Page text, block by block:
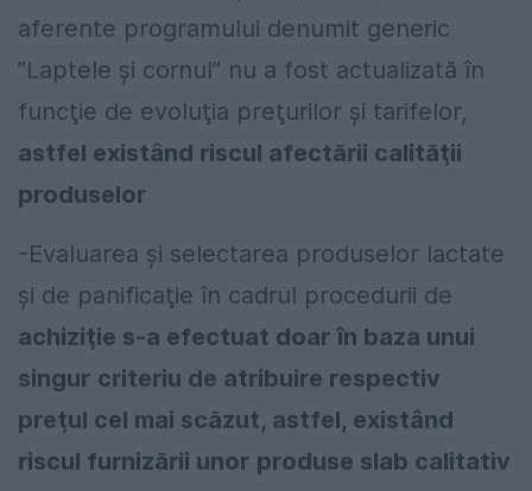
aferente programului denumit generic
”Laptele şi cornul” nu a fost actualizată în
funcţie de evoluţia preţurilor şi tarifelor,
astfel existând riscul afectării calităţii
produselor
-Evaluarea şi selectarea produselor lactate
şi de panificaţie în cadrul procedurii de
achiziţie s-a efectuat doar în baza unui
singur criteriu de atribuire respectiv
preţul cel mai scăzut, astfel, existând
riscul furnizării unor produse slab calitativ